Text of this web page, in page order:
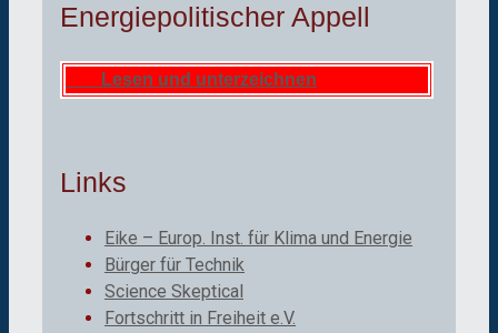
Energiepolitischer Appell
Lesen und unterzeichnen
Links
Eike – Europ. Inst. für Klima und Energie
Bürger für Technik
Science Skeptical
Fortschritt in Freiheit e.V.